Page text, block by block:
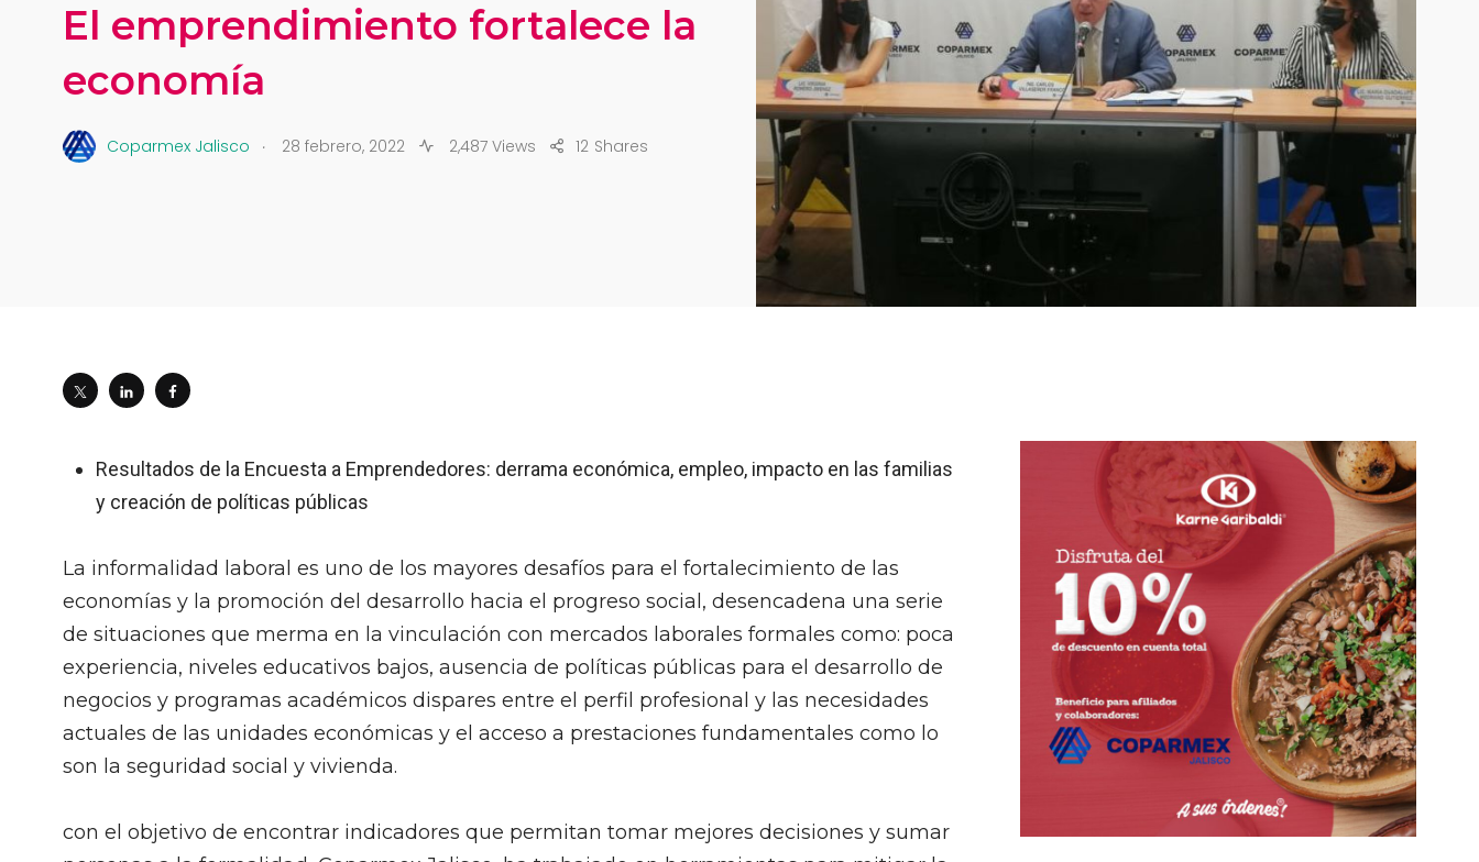
El emprendimiento fortalece la
economía
Coparmex Jalisco . 28 febrero, 2022 2,487 Views Shares
12
Resultados de la Encuesta a Emprendedores: derrama económica, empleo, impacto en las familias
y creación de políticas públicas
La informalidad laboral es uno de los mayores desafíos para el fortalecimiento de las
economías y la promoción del desarrollo hacia el progreso social, desencadena una serie
de situaciones que merma en la vinculación con mercados laborales formales como: poca
experiencia, niveles educativos bajos, ausencia de políticas públicas para el desarrollo de
negocios y programas académicos dispares entre el perfil profesional y las necesidades
actuales de las unidades económicas y el acceso a prestaciones fundamentales como lo
son la seguridad social y vivienda.
con el objetivo de encontrar indicadores que permitan tomar mejores decisiones y sumar